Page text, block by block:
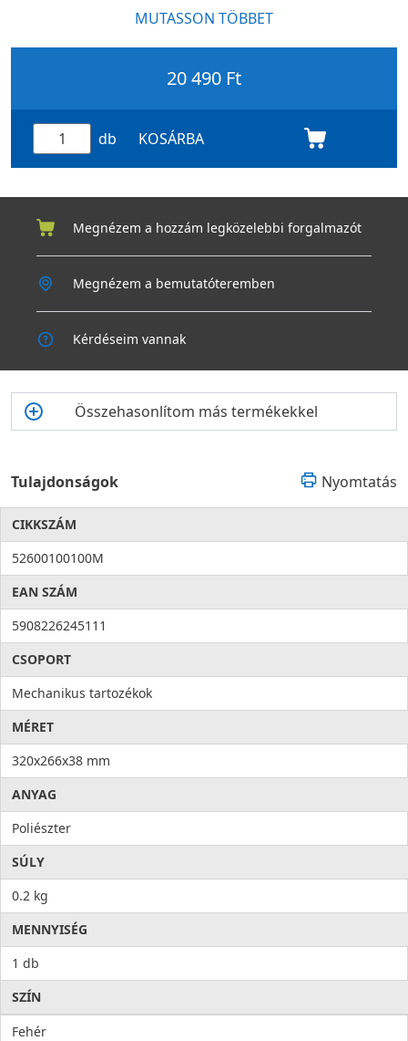
Hosszú távú tárolásra alkalmas, védett kartondobozos
csomagolás
A csomag tartalma:
MUTASSON TÖBBET
20 490 Ft
db KOSÁRBA
Megnézem a hozzám legközelebbi forgalmazót
Megnézem a bemutatóteremben
Kérdéseim vannak
Összehasonlítom más termékekkel
Tulajdonságok Nyomtatás
CIKKSZÁM
52600100100M
EAN SZÁM
5908226245111
CSOPORT
Mechanikus tartozékok
MÉRET
320x266x38 mm
ANYAG
Poliészter
SÚLY
0.2 kg
MENNYISÉG
1 db
SZÍN
Fehér